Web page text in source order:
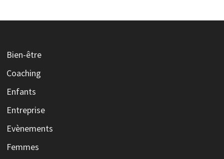
Bien-être
Coaching
Enfants
Entreprise
Evènements
Femmes